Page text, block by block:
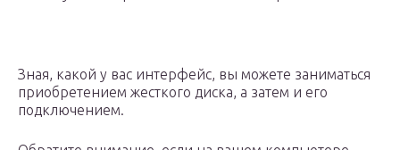
Зная, какой у вас интерфейс, вы можете заниматься
приобретением жесткого диска, а затем и его
подключением.